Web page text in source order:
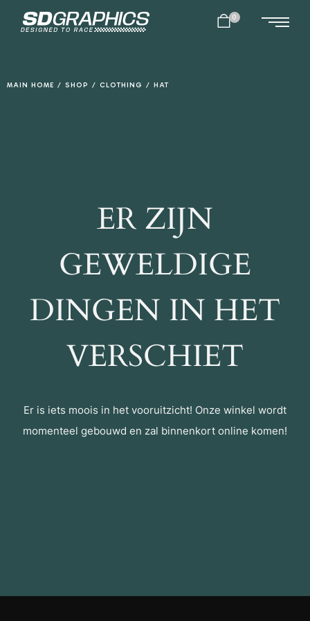
0
MAIN HOME / SHOP / CLOTHING / HAT
ER ZIJN
GEWELDIGE
DINGEN IN HET
VERSCHIET
Er is iets moois in het vooruitzicht! Onze winkel wordt
momenteel gebouwd en zal binnenkort online komen!